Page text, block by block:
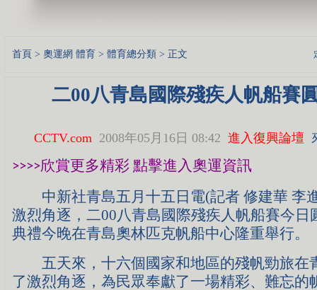
首頁 > 奧運網 體育 > 體育總分類 > 正文
二00八青島國際殘疾人帆船賽
CCTV.com 2008年05月16日 08:42 進入復興論壇
>>>>欣賞更多精彩 點擊進入奧運資訊
中新社青島五月十五日電(記者 修建華 李
激烈角逐，二00八青島國際殘疾人帆船賽今日
典禮今晚在青島奧林匹克帆船中心隆重舉行。
五天來，十六個國家和地區的殘帆勁旅在
了激烈角逐，為民眾奉獻了一場精彩、難忘的